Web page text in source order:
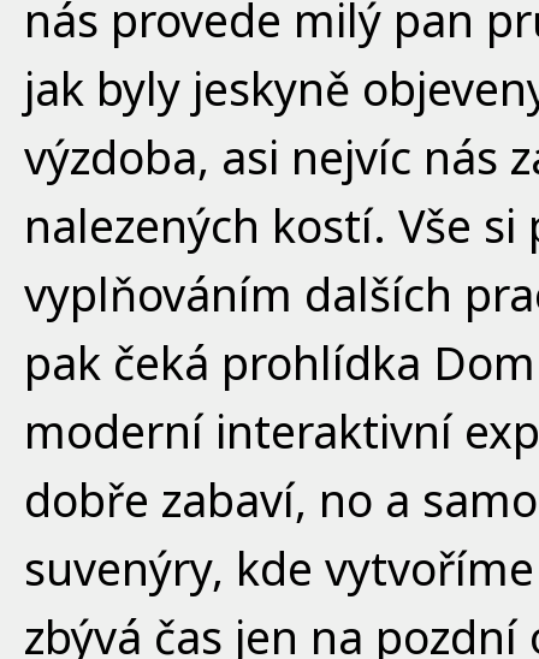
nás provede milý pan
jak byly jeskyně
výzdoba, asi nejvíc nás
nalezených kostí. Vše
vyplňováním dalších
pak čeká prohlídka
moderní interaktivní
dobře zabaví, no a
suvenýry, kde
zbývá čas jen na